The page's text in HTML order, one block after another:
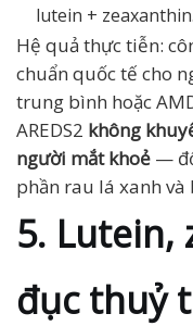
lutein + zeaxanthin.
Hệ quả thực tiễn:
chuẩn quốc tế cho
trung bình hoặc
AREDS2 không
người mắt khoẻ —
phần rau lá xanh và
5. Lutein,
đục thuỷ